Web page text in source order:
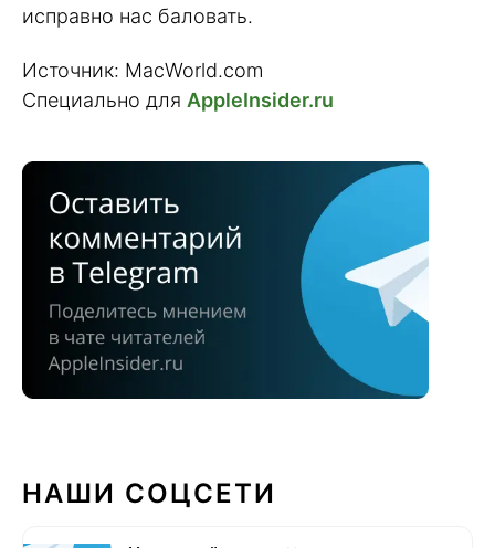
исправно нас баловать.
Источник: MacWorld.com
Специально для AppleInsider.ru
НАШИ СОЦСЕТИ